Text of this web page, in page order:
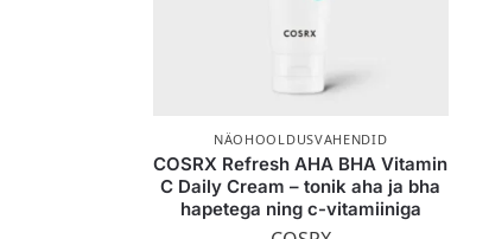
NÄOHOOLDUSVAHENDID
COSRX Refresh AHA BHA Vitamin
C Daily Cream – tonik aha ja bha
hapetega ning c-vitamiiniga